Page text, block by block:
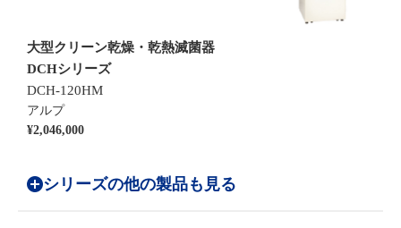
大型クリーン乾燥・乾熱滅菌器
DCHシリーズ
DCH-120HM
アルプ
¥2,046,000
シリーズの他の製品も見る